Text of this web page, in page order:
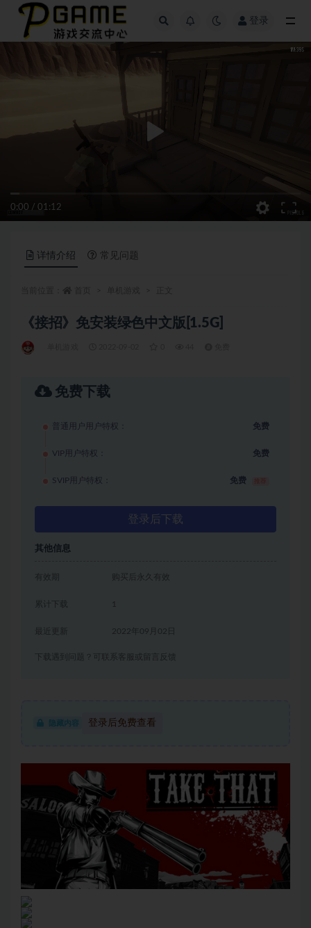
登录
0:00 / 01:12
详情介绍 常见问题
《接招》免安装绿色中文版[1.5G]
免费下载
普通用户用户特权： 免费
VIP用户特权： 免费
SVIP用户特权： 免费
登录后下载
其他信息
有效期 购买后永久有效
累计下载 1
2022年09月02日
下载遇到问题？可联系客服或留言反馈
隐藏内容 登录后免费查看
全部